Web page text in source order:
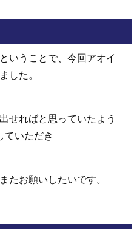
いうことで、今回アオイ
した。
せればと思っていたよう
ていただき
たお願いしたいです。